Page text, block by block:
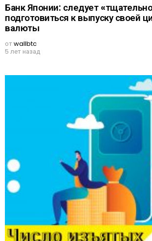
Банк Японии: следует
подготовиться к выпуску своей
валюты
отwallbtc
5 лет назад